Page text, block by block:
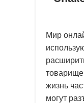
Мир
жизнь
могут